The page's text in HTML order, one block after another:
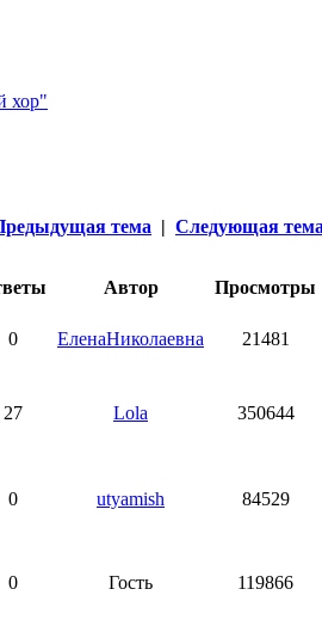
хор"
тема | Следующая
Автор Просмотры
0 ЕленаНиколаевна 21481
27 Lola 350644
0 utyamish 84529
0 Гость 119866